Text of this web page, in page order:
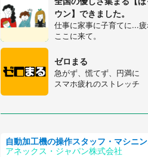
ウン】できました。
仕事に家事に子育てに...
ここに来て。
ゼロまる
急がず、慌てず、円満に
スマホ疲れのストレッチ
アネックス・ジャパン株式会社